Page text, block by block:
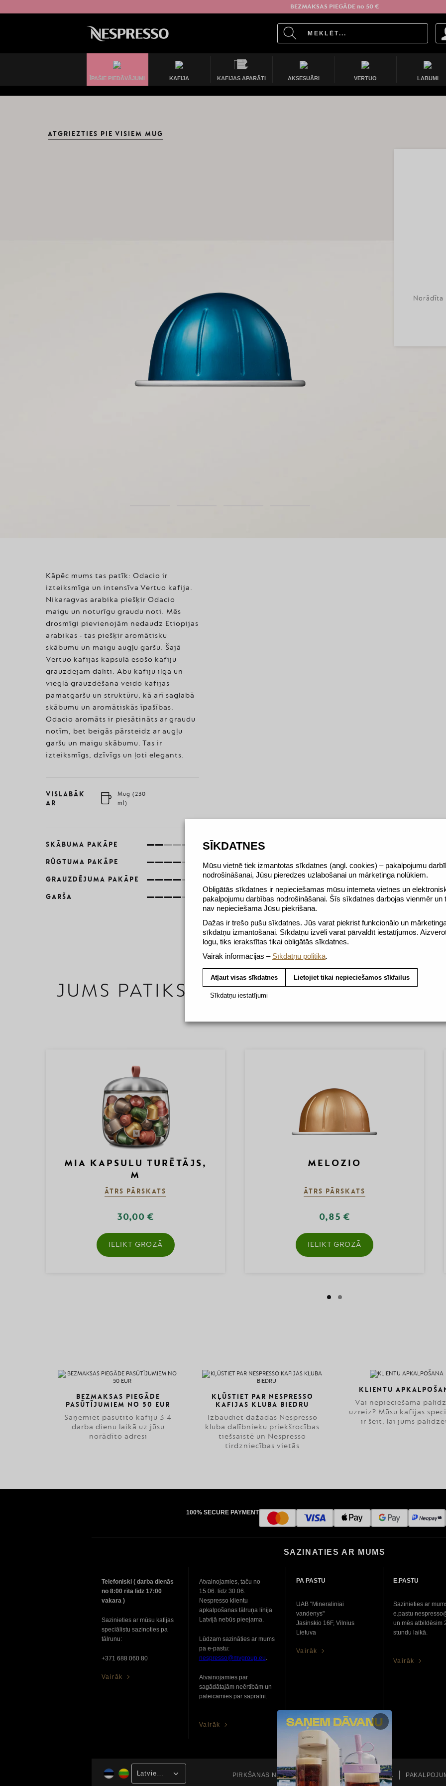
SĪKDATNES
Mūsu vietnē tiek izmantotas sīkdatnes (angl. cookies) – pakalpojumu
nodrošināšanai, Jūsu pieredzes uzlabošanai un mārketinga nolūkiem.
Obligātās sīkdatnes ir nepieciešamas mūsu interneta vietnes un
pakalpojumu darbības nodrošināšanai. Šīs sīkdatnes darbojas vienmēr un
nav nepieciešama Jūsu piekrišana.
Dažas ir trešo pušu sīkdatnes. Jūs varat piekrist funkcionālo un
sīkdatņu izmantošanai. Sīkdatņu izvēli varat pārvaldīt iestatījumos.
logu, tiks ierakstītas tikai obligātās sīkdatnes.
Vairāk informācijas – Sīkdatņu politikā.
Atļaut visas sīkdatnes Lietojiet tikai nepieciešamos sīkfailus
Sīkdatņu iestatījumi
BEZMAKSAS PIEGĀDE no 50 €
ĪPAŠIE PIEDĀVĀJUMI KAFIJA KAFIJAS APARĀTI AKSESUĀRI VERTUO LABUMI
ATGRIEZTIES PIE VISIEM MUG
Norādīta
Kāpēc mums tas patīk: Odacio ir
izteiksmīga un intensīva Vertuo kafija.
Nikaragvas arabika piešķir Odacio
maigu un noturīgu graudu noti. Mēs
drosmīgi pievienojām nedaudz Etiopijas
arabikas - tas piešķir aromātisku
skābumu un maigu augļu garšu. Šajā
Vertuo kafijas kapsulā esošo kafiju
grauzdējam dalīti. Abu kafiju ilgā un
vieglā grauzdēšana veido kafijas
pamatgaršu un struktūru, kā arī saglabā
skābumu un aromātiskās īpašības.
Odacio aromāts ir piesātināts ar graudu
notīm, bet beigās pārsteidz ar augļu
garšu un maigu skābumu. Tas ir
izteiksmīgs, dzīvīgs un ļoti elegants.
VISLABĀK
AR
Mug (230
ml)
SKĀBUMA PAKĀPE
RŪGTUMA PAKĀPE
GRAUZDĒJUMA PAKĀPE
GARŠA
JUMS PATIKS
MIA KAPSULU TURĒTĀJS,
M
ĀTRS PĀRSKATS
30,00 €
IELIKT GROZĀ
MELOZIO
ĀTRS PĀRSKATS
0,85 €
IELIKT GROZĀ
BEZMAKSAS PIEGĀDE
PASŪTĪJUMIEM NO 50 EUR
Saņemiet pasūtīto kafiju 3-4
darba dienu laikā uz jūsu
norādīto adresi
KĻŪSTIET PAR NESPRESSO
KAFIJAS KLUBA BIEDRU
Izbaudiet dažādas Nespresso
kluba dalībnieku priekšrocības
tiešsaistē un Nespresso
tirdzniecības vietās
KLIENTU
Vai nepieciešama
uzreiz? Mūsu kafijas
ir šeit, lai jums
100% SECURE PAYMENT
SAZINATIES AR MUMS
Telefoniski ( darba dienās
no 8:00 rīta līdz 17:00
vakara )
Sazinieties ar mūsu kafijas
speciālistu sazinoties pa
tālrunu:
+371 688 060 80
Vairāk
Atvainojamies, taču no
15.06. līdz 30.06.
Nespresso klientu
apkalpošanas tālruņa līnija
Latvijā nebūs pieejama.
Lūdzam sazināties ar mums
pa e-pastu:
nespresso@mvgroup.eu.
Atvainojamies par
sagādātajām neērtībām un
pateicamies par sapratni.
Vairāk
PA PASTU
UAB "Mineraliniai
vandenys"
Jasinskio 16F, Vilnius
Lietuva
Vairāk
E.PASTU
Sazinieties ar
e.pastu
un mēs atbildēsim
stundu laikā.
Vairāk
Latviešu valoda PIRKŠANAS NOSACĪJUMI PRIVĀTUMA POLITIKA